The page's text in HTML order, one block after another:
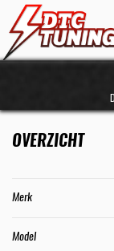
OVERZICHT
Merk
Model